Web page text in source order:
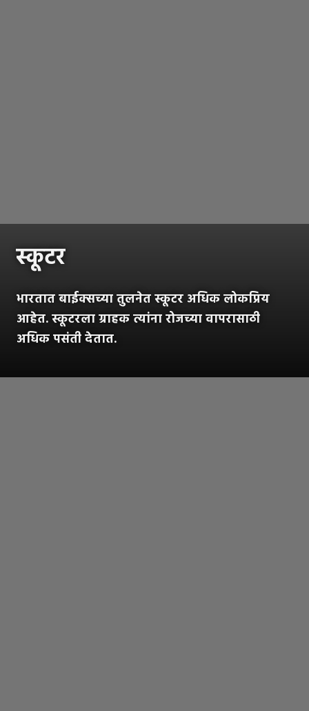
स्कूटर
भारतात बाईक्सच्या तुलनेत स्कूटर अधिक लोकप्रिय
आहेत. स्कूटरला ग्राहक त्यांना रोजच्या वापरासाठी
अधिक पसंती देतात.